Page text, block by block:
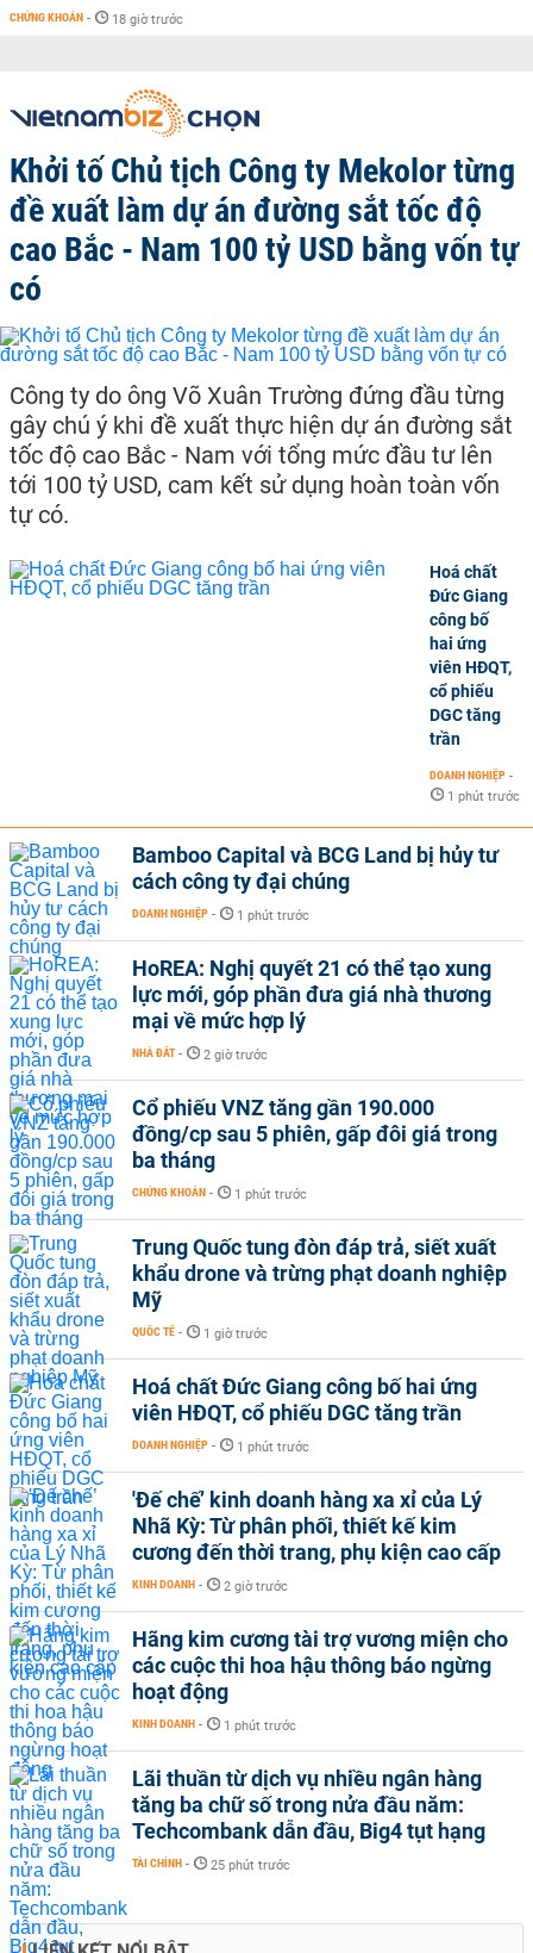
CHỨNG KHOÁN - 18 giờ trước
Khởi tố Chủ tịch Công ty Mekolor từng
đề xuất làm dự án đường sắt tốc độ
cao Bắc - Nam 100 tỷ USD bằng vốn tự
có
Công ty do ông Võ Xuân Trường đứng đầu từng
gây chú ý khi đề xuất thực hiện dự án đường sắt
tốc độ cao Bắc - Nam với tổng mức đầu tư lên
tới 100 tỷ USD, cam kết sử dụng hoàn toàn vốn
tự có.
Hoá chất
Đức Giang
công bố
hai ứng
viên HĐQT,
cổ phiếu
DGC tăng
trần
DOANH NGHIỆP -
1 phút trước
Bamboo Capital và BCG Land bị hủy tư
cách công ty đại chúng
DOANH NGHIỆP - 1 phút trước
HoREA: Nghị quyết 21 có thể tạo xung
lực mới, góp phần đưa giá nhà thương
mại về mức hợp lý
NHÀ ĐẤT - 2 giờ trước
Cổ phiếu VNZ tăng gần 190.000
đồng/cp sau 5 phiên, gấp đôi giá trong
ba tháng
CHỨNG KHOÁN - 1 phút trước
Trung Quốc tung đòn đáp trả, siết xuất
khẩu drone và trừng phạt doanh nghiệp
Mỹ
QUỐC TẾ - 1 giờ trước
Hoá chất Đức Giang công bố hai ứng
viên HĐQT, cổ phiếu DGC tăng trần
DOANH NGHIỆP - 1 phút trước
'Đế chế’ kinh doanh hàng xa xỉ của Lý
Nhã Kỳ: Từ phân phối, thiết kế kim
cương đến thời trang, phụ kiện cao cấp
KINH DOANH - 2 giờ trước
Hãng kim cương tài trợ vương miện cho
các cuộc thi hoa hậu thông báo ngừng
hoạt động
KINH DOANH - 1 phút trước
Lãi thuần từ dịch vụ nhiều ngân hàng
tăng ba chữ số trong nửa đầu năm:
Techcombank dẫn đầu, Big4 tụt hạng
TÀI CHÍNH - 25 phút trước